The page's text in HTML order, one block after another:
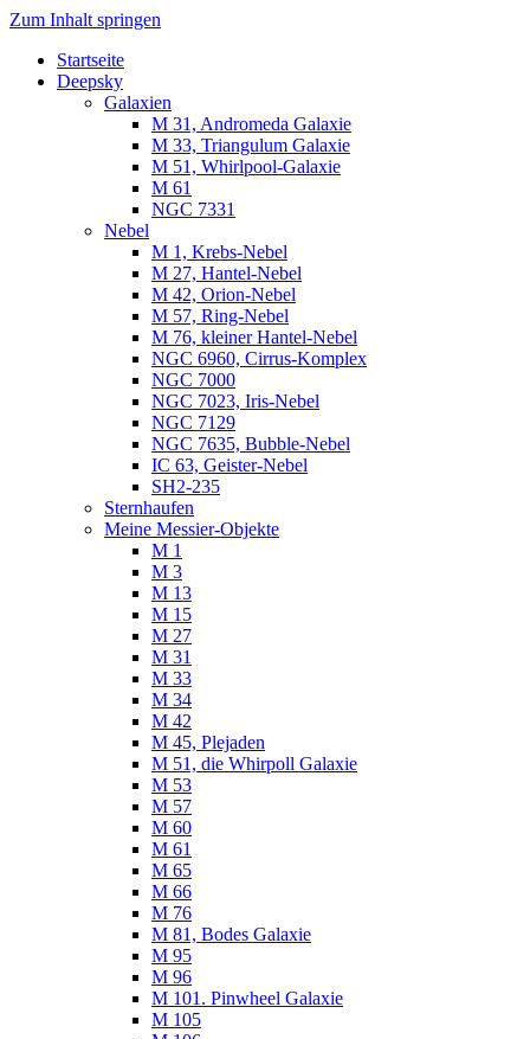
Zum Inhalt springen
Luvima – Astrofotografie
Astrofotografie in Norddeutschland
Startseite
Deepsky
Galaxien
M 31, Andromeda Galaxie
M 33, Triangulum Galaxie
M 51, Whirlpool-Galaxie
M 61
NGC 7331
Nebel
M 1, Krebs-Nebel
M 27, Hantel-Nebel
M 42, Orion-Nebel
M 57, Ring-Nebel
M 76, kleiner Hantel-Nebel
NGC 6960, Cirrus-Komplex
NGC 7000
NGC 7023, Iris-Nebel
NGC 7129
NGC 7635, Bubble-Nebel
IC 63, Geister-Nebel
SH2-235
Sternhaufen
Meine Messier-Objekte
M 1
M 3
M 13
M 15
M 27
M 31
M 33
M 34
M 42
M 45, Plejaden
M 51, die Whirpoll Galaxie
M 53
M 57
M 60
M 61
M 65
M 66
M 76
M 81, Bodes Galaxie
M 95
M 96
M 101. Pinwheel Galaxie
M 105